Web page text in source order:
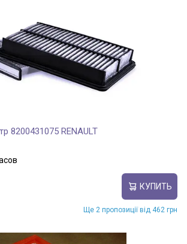
8200431075 RENAULT
КУПИТЬ
Ще 2 пропозиції від 462 грн